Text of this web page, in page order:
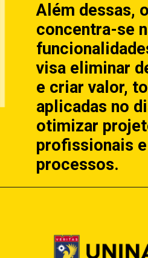
Além dessas,
concentra-se
visa eliminar
e criar valor,
aplicadas no
otimizar
profissionais
processos.